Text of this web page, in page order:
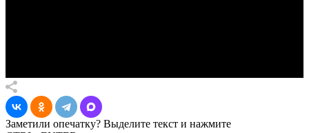
Заметили опечатку? Выделите текст и нажмите